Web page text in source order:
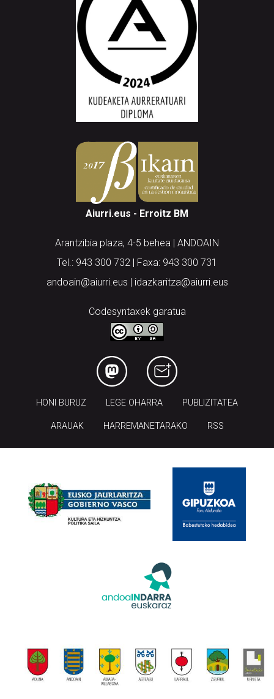
Aiurri.eus - Erroitz BM
Arantzibia plaza, 4-5 behea | ANDOAIN
Tel.: 943 300 732 | Faxa: 943 300 731
andoain@aiurri.eus | idazkaritza@aiurri.eus
Codesyntaxek garatua
HONI BURUZ LEGE OHARRA PUBLIZITATEA
ARAUAK HARREMANETARAKO RSS